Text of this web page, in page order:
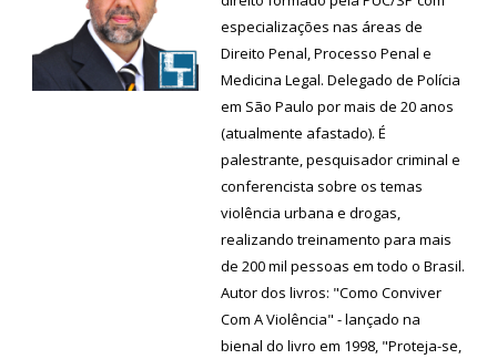
especializações nas áreas de
Direito Penal, Processo Penal e
Medicina Legal. Delegado de Polícia
em São Paulo por mais de 20 anos
(atualmente afastado). É
palestrante, pesquisador criminal e
conferencista sobre os temas
violência urbana e drogas,
realizando treinamento para mais
de 200 mil pessoas em todo o Brasil.
Autor dos livros: "Como Conviver
Com A Violência" - lançado na
bienal do livro em 1998, "Proteja-se,